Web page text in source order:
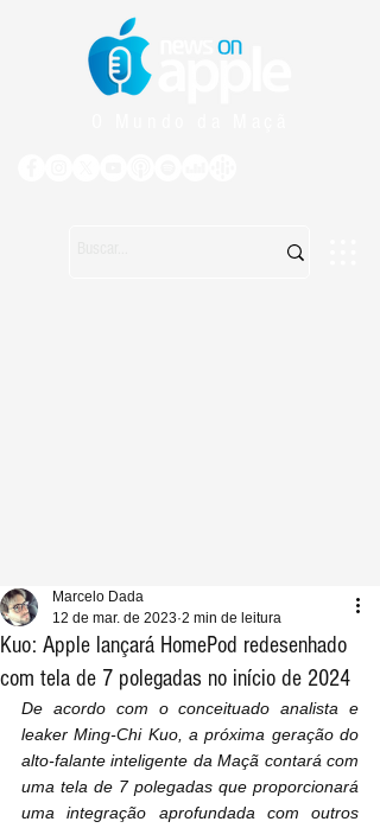
Kuo: Apple lançará HomePod redesenhado
com tela de 7 polegadas no início de 2024
Marcelo Dada
12 de mar. de 2023 2 min de leitura
De acordo com o conceituado analista e
leaker Ming-Chi Kuo, a próxima geração do
alto-falante inteligente da Maçã contará com
uma tela de 7 polegadas que proporcionará
uma integração aprofundada com outros